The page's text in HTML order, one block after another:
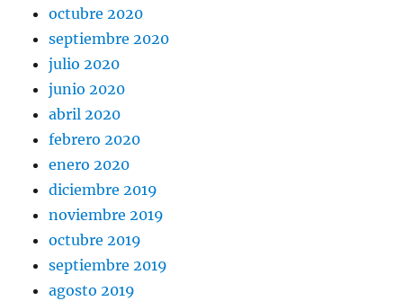
octubre 2020
septiembre 2020
julio 2020
junio 2020
abril 2020
febrero 2020
enero 2020
diciembre 2019
noviembre 2019
octubre 2019
septiembre 2019
agosto 2019